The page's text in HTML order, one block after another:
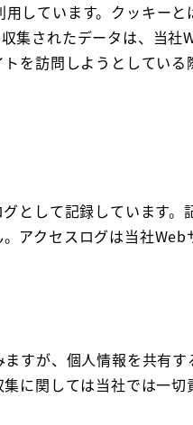
しています。クッキー
集されたデータは、当
を訪問しようとしてい
として記録しています
アクセスログは当社
すが、個人情報を共有
に関しては当社では一